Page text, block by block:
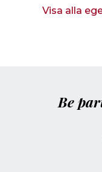
Visa alla
Be